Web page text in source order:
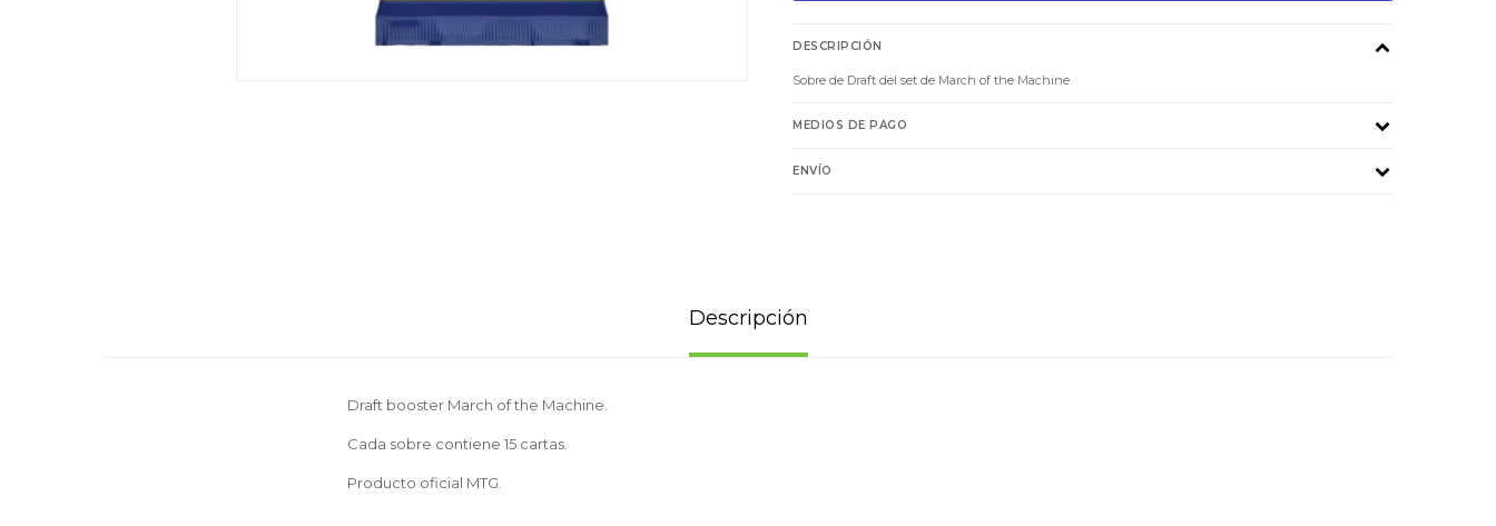
DESCRIPCIÓN
Sobre de Draft del set de March of the Machine
MEDIOS DE PAGO
ENVÍO
Descripción
Draft booster March of the Machine.
Cada sobre contiene 15 cartas.
Producto oficial MTG.